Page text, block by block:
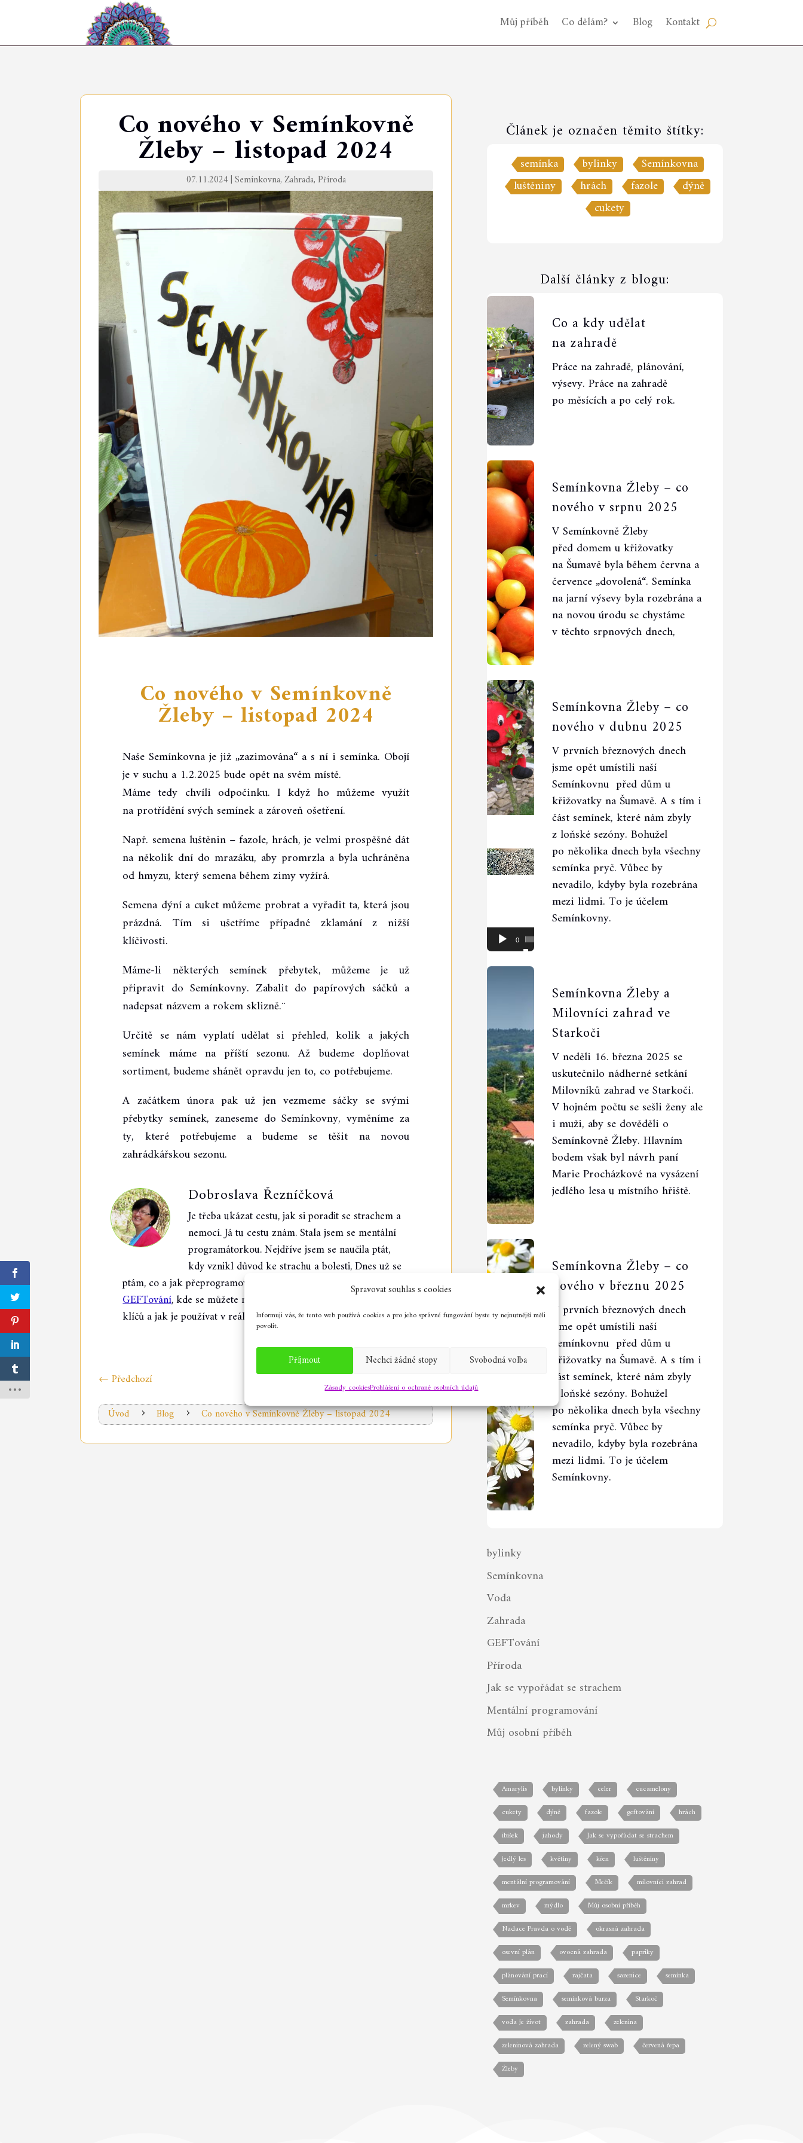
Spravovat souhlas s cookies
Informuji vás, že tento web používá cookies a pro jeho správné fungování byste ty nejnutnější měli
povolit.
Příjmout Nechci žádné stopy Svobodná volba
Zásady cookiesProhlášení o ochraně osobních údajů
Můj příběh Co dělám? Blog Kontakt
Co nového v Semínkovně
Žleby – listopad 2024
07.11.2024|Semínkovna,Zahrada, Příroda
Co nového v Semínkovně
Žleby – listopad 2024
Naše Semínkovna je již „zazimována“ a s ní i semínka. Obojí
je v suchu a 1.2.2025 bude opět na svém místě.
Máme tedy chvíli odpočinku. I když ho můžeme využít
na protřídění svých semínek a zároveň ošetření.
Např. semena luštěnin – fazole, hrách, je velmi prospěšné dát
na několik dní do mrazáku, aby promrzla a byla uchráněna
od hmyzu, který semena během zimy vyžírá.
Semena dýní a cuket můžeme probrat a vyřadit ta, která jsou
prázdná. Tím si ušetříme případné zklamání z nižší
klíčivosti.
Máme-li některých semínek přebytek, můžeme je už
připravit do Semínkovny. Zabalit do papírových sáčků a
nadepsat názvem a rokem sklizně.¨
Určitě se nám vyplatí udělat si přehled, kolik a jakých
semínek máme na příští sezonu. Až budeme doplňovat
sortiment, budeme shánět opravdu jen to, co potřebujeme.
A začátkem února pak už jen vezmeme sáčky se svými
přebytky semínek, zaneseme do Semínkovny, vyměníme za
ty, které potřebujeme a budeme se těšit na novou
zahrádkářskou sezonu.
Dobroslava Řezníčková
Je třeba ukázat cestu, jak si poradit se strachem a
nemocí. Já tu cestu znám. Stala jsem se mentální
programátorkou. Nejdříve jsem se naučila ptát,
kdy vznikl důvod ke strachu a bolesti, Dnes už se
ptám, co a jak přeprogramovat.
Jsem autorkou online kurzu Škola
GEFTování, kde se můžete naučit principy a základy genových
klíčů a jak je používat v reálném životě.
←Předchozí
Úvod 5 Blog 5 Co nového v Semínkovně Žleby – listopad 2024
Článek je označen těmito štítky:
semínka bylinky
Semínkovna
luštěniny
hrách fazole
dýně
cukety
Další články z blogu:
Co a kdy udělat
na zahradě
Práce na zahradě, plánování,
výsevy. Práce na zahradě
po měsících a po celý rok.
Semínkovna Žleby – co
nového v srpnu 2025
V Semínkovně Žleby
před domem u křižovatky
na Šumavě byla během června a
července „dovolená“. Semínka
na jarní výsevy byla rozebrána a
na novou úrodu se chystáme
v těchto srpnových dnech,
00:00
Semínkovna Žleby – co
nového v dubnu 2025
V prvních březnových dnech
jsme opět umístili naší
Semínkovnu před dům u
křižovatky na Šumavě. A s tím i
část semínek, které nám zbyly
z loňské sezóny. Bohužel
po několika dnech byla všechny
semínka pryč. Vůbec by
nevadilo, kdyby byla rozebrána
mezi lidmi. To je účelem
Semínkovny.
Semínkovna Žleby a
Milovníci zahrad ve
Starkoči
V neděli 16. března 2025 se
uskutečnilo nádherné setkání
Milovníků zahrad ve Starkoči.
V hojném počtu se sešli ženy ale
i muži, aby se dověděli o
Semínkovně Žleby. Hlavním
bodem však byl návrh paní
Marie Procházkové na vysázení
jedlého lesa u místního hřiště.
Semínkovna Žleby – co
nového v březnu 2025
V prvních březnových dnech
jsme opět umístili naší
Semínkovnu před dům u
křižovatky na Šumavě. A s tím i
část semínek, které nám zbyly
z loňské sezóny. Bohužel
po několika dnech byla všechny
semínka pryč. Vůbec by
nevadilo, kdyby byla rozebrána
mezi lidmi. To je účelem
Semínkovny.
bylinky
Semínkovna
Voda
Zahrada
GEFTování
Příroda
Jak se vypořádat se strachem
Mentální programování
Můj osobní příběh
Amarylis bylinky celer
cucamelony
cukety
dýně fazole geftování
hrách
ibišek
jahody
Jak se vypořádat se strachem
jedlý les
květiny křen
luštěniny
mentální programování
Mečík
milovníci zahrad
mrkev
mýdlo
Můj osobní příběh
Nadace Pravda o vodě
okrasná zahrada
osevní plán
ovocná zahrada
papriky
plánování prací
rajčata sazenice
semínka
Semínkovna
semínková burza
Starkoč
voda je život
zahrada
zelenina
zeleninová zahrada
zelený swab
červená řepa
Žleby